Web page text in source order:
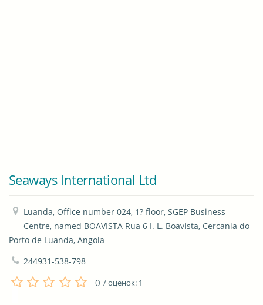
Seaways International Ltd
Luanda, Office number 024, 1? floor, SGEP Business
Centre, named BOAVISTA Rua 6 I. L. Boavista, Cercania do
Porto de Luanda, Angola
244931-538-798
0 / оценок: 1